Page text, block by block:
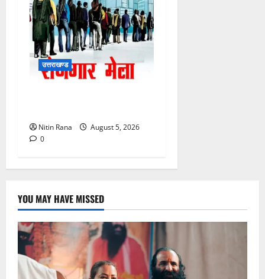
उत्तराखण्ड
Nitin Rana
August 5, 2026
0
YOU MAY HAVE MISSED